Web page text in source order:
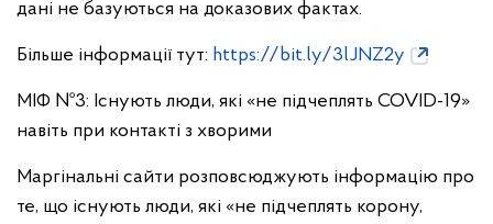
дані не базуються на доказових фактах.
Більше інформації тут: https://bit.ly/3lJNZ2y
МІФ №3: Існують люди, які «не підчеплять COVID-19»
навіть при контакті з хворими
Маргінальні сайти розповсюджують інформацію про
те, що існують люди, які «не підчеплять корону,